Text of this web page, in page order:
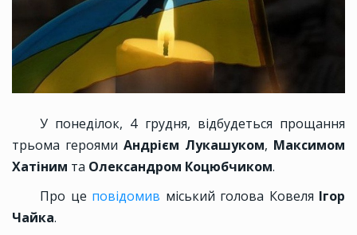
У понеділок, 4 грудня, відбудеться прощання
трьома героями Андрієм Лукашуком, Максимом
Хатіним та Олександром Коцюбчиком.
Про це повідомив міський голова Ковеля Ігор
Чайка.